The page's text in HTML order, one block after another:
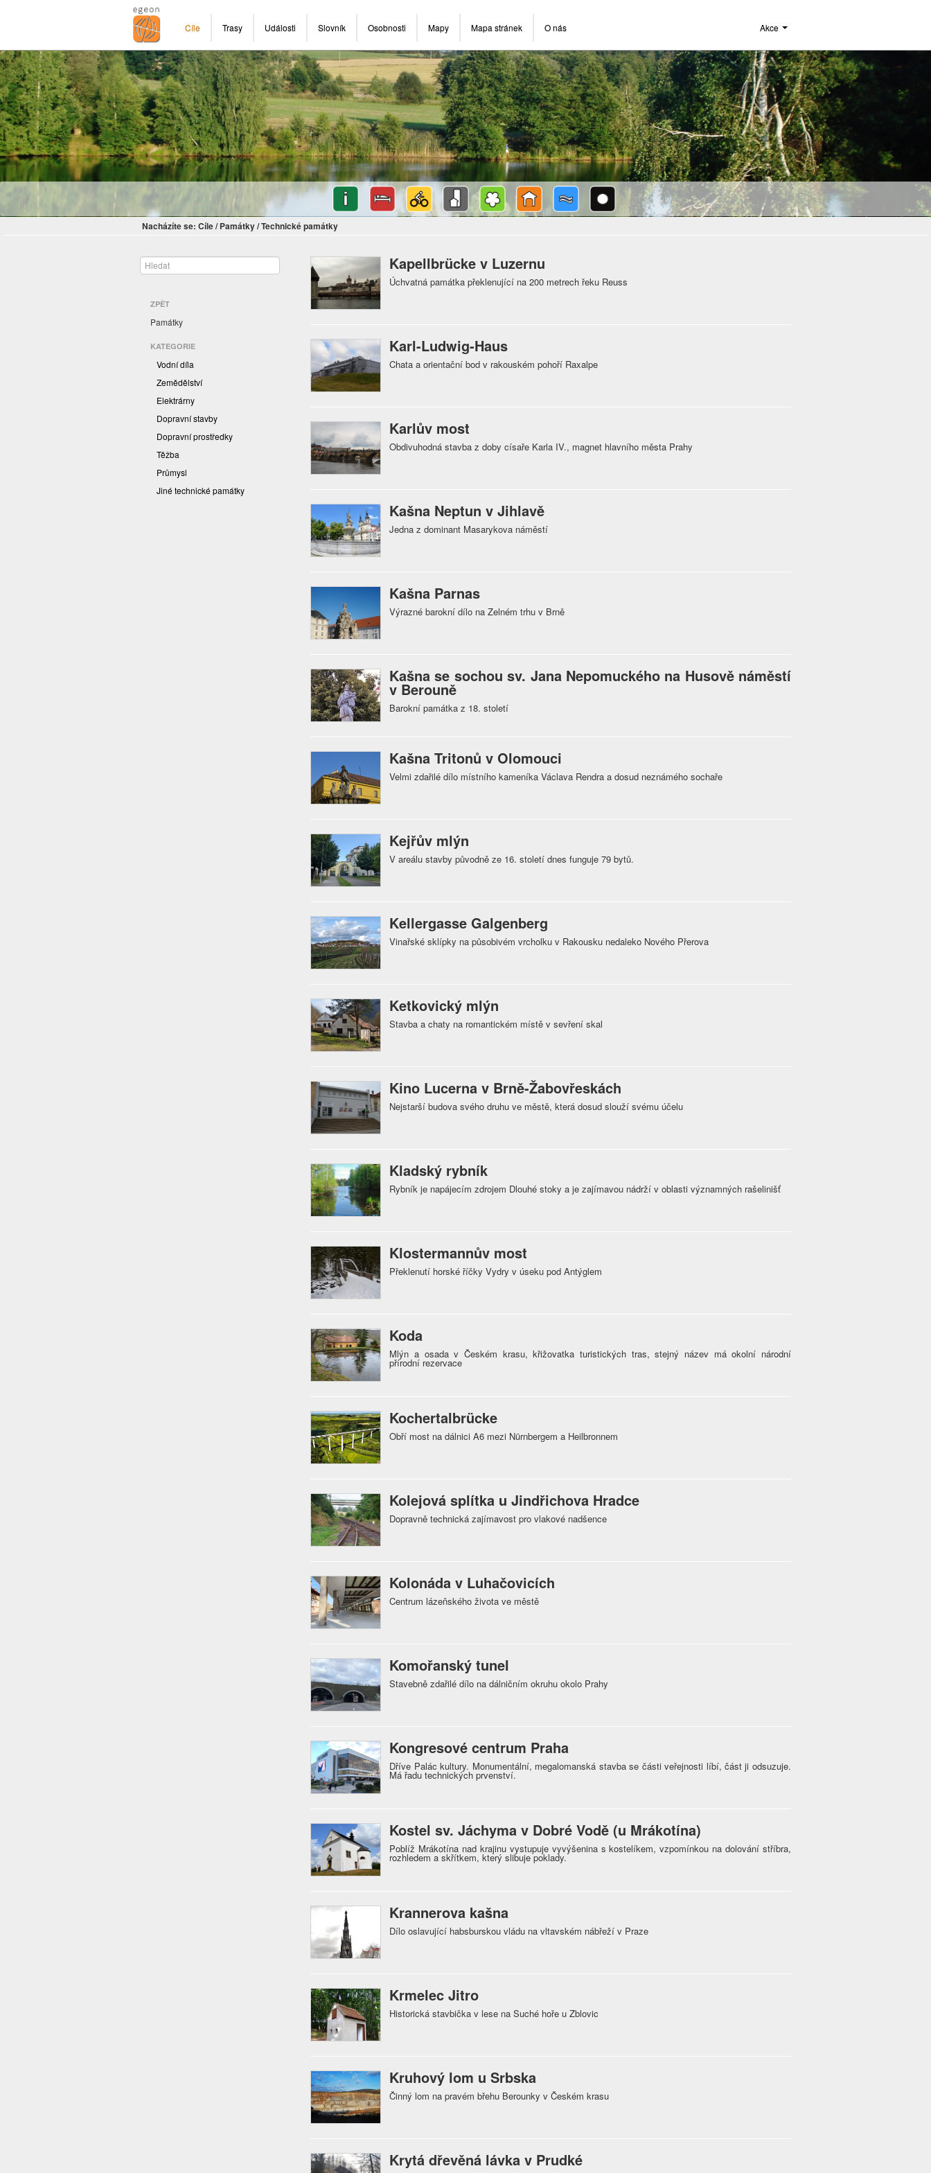
Cíle Trasy Události Slovník Osobnosti Mapy Mapa stránek O nás Akce
Nacházíte se: Cíle/ Památky/Technické památky
ZPĚT
Památky
KATEGORIE
Vodní díla
Zemědělství
Elektrárny
Dopravní stavby
Dopravní prostředky
Těžba
Průmysl
Jiné technické památky
Kapellbrücke v Luzernu
Úchvatná památka překlenující na 200 metrech řeku Reuss
Karl-Ludwig-Haus
Chata a orientační bod v rakouském pohoří Raxalpe
Karlův most
Obdivuhodná stavba z doby císaře Karla IV., magnet hlavního města Prahy
Kašna Neptun v Jihlavě
Jedna z dominant Masarykova náměstí
Kašna Parnas
Výrazné barokní dílo na Zelném trhu v Brně
Kašna se sochou sv. Jana Nepomuckého na Husově náměstí
v Berouně
Barokní památka z 18. století
Kašna Tritonů v Olomouci
Velmi zdařilé dílo místního kameníka Václava Rendra a dosud neznámého sochaře
Kejřův mlýn
V areálu stavby původně ze 16. století dnes funguje 79 bytů.
Kellergasse Galgenberg
Vinařské sklípky na působivém vrcholku v Rakousku nedaleko Nového Přerova
Ketkovický mlýn
Stavba a chaty na romantickém místě v sevření skal
Kino Lucerna v Brně-Žabovřeskách
Nejstarší budova svého druhu ve městě, která dosud slouží svému účelu
Kladský rybník
Rybník je napájecím zdrojem Dlouhé stoky a je zajímavou nádrží v oblasti významných rašelinišť
Klostermannův most
Překlenutí horské říčky Vydry v úseku pod Antýglem
Koda
Mlýn a osada v Českém krasu, křižovatka turistických tras, stejný název má okolní národní
přírodní rezervace
Kochertalbrücke
Obří most na dálnici A6 mezi Nürnbergem a Heilbronnem
Kolejová splítka u Jindřichova Hradce
Dopravně technická zajímavost pro vlakové nadšence
Kolonáda v Luhačovicích
Centrum lázeňského života ve městě
Komořanský tunel
Stavebně zdařilé dílo na dálničním okruhu okolo Prahy
Kongresové centrum Praha
Dříve Palác kultury. Monumentální, megalomanská stavba se části veřejnosti líbí, část ji odsuzuje.
Má řadu technických prvenství.
Kostel sv. Jáchyma v Dobré Vodě (u Mrákotína)
Poblíž Mrákotína nad krajinu vystupuje vyvýšenina s kostelíkem, vzpomínkou na dolování stříbra,
rozhledem a skřítkem, který slibuje poklady.
Krannerova kašna
Dílo oslavující habsburskou vládu na vltavském nábřeží v Praze
Krmelec Jitro
Historická stavbička v lese na Suché hoře u Zblovic
Kruhový lom u Srbska
Činný lom na pravém břehu Berounky v Českém krasu
Krytá dřevěná lávka v Prudké